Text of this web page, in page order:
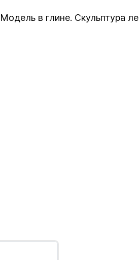
Модель в глине. Скульптура